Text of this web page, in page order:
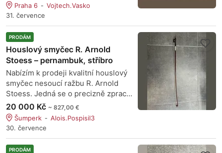
Praha 6
Vojtech.Vasko
31. července
PRODÁM
Houslový smyčec R. Arnold
Stoess – pernambuk, stříbro
Nabízím k prodeji kvalitní houslový
smyčec nesoucí ražbu R. Arnold
Stoess. Jedná se o precizně zprac...
20 000 Kč ~ 827,00 €
Šumperk
Alois.Pospisil3
30. července
PRODÁM